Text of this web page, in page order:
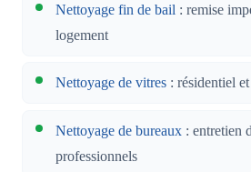
Nettoyage fin de bail : remise
logement
Nettoyage de vitres : résidentiel
Nettoyage de bureaux : entretien
professionnels